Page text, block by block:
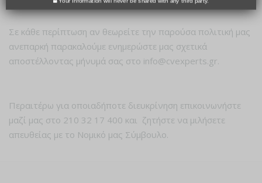
Σε κάθε περίπτωση αν θεωρείτε την παρούσα πολιτική μας
ανεπαρκή παρακαλούμε ενημερώστε μας σχετικά
αποστέλλοντας μήνυμά σας στο info@cvexperts.gr.
Περαιτέρω για οποιαδήποτε διευκρίνηση επικοινωνήστε
μαζί μας στο 210 32 17 400 και ζητήστε να μιλήσετε
απευθείας με το Νομικό μας Σύμβουλο.